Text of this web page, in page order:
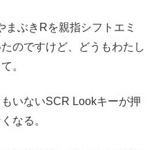
まぶきRを親指シフトエミ
のですけど、どうもわたし
。
いないSCR Lookキーが押
なる。